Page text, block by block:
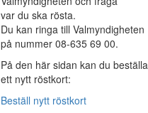
var du ska rösta.
Du kan ringa till Valmyndigheten
på nummer 08-635 69 00.
På den här sidan kan du beställa
ett nytt röstkort:
Beställ nytt röstkort